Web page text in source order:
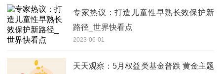
专家热议：打造儿童性早熟长效保护新
路径_世界快看点
2023-06-01
天天观察：5月权益类基金普跌 黄金主题